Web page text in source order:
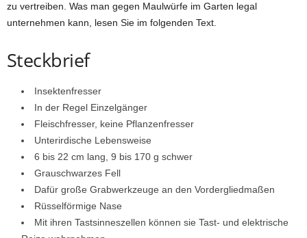
zu vertreiben. Was man gegen Maulwürfe im Garten legal
unternehmen kann, lesen Sie im folgenden Text.
Steckbrief
Insektenfresser
In der Regel Einzelgänger
Fleischfresser, keine Pflanzenfresser
Unterirdische Lebensweise
6 bis 22 cm lang, 9 bis 170 g schwer
Grauschwarzes Fell
Dafür große Grabwerkzeuge an den Vordergliedmaßen
Rüsselförmige Nase
Mit ihren Tastsinneszellen können sie Tast- und elektrische